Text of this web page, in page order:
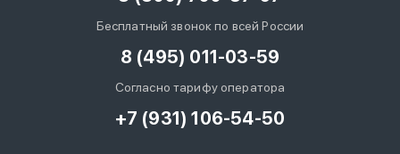
Бесплатный звонок по всей России
8 (495) 011-03-59
Согласно тарифу оператора
+7 (931) 106-54-50